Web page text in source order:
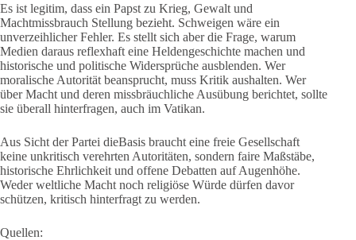
Es ist legitim, dass ein Papst zu Krieg, Gewalt und
Machtmissbrauch Stellung bezieht. Schweigen wäre ein
unverzeihlicher Fehler. Es stellt sich aber die Frage, warum
Medien daraus reflexhaft eine Heldengeschichte machen und
historische und politische Widersprüche ausblenden. Wer
moralische Autorität beansprucht, muss Kritik aushalten. Wer
über Macht und deren missbräuchliche Ausübung berichtet, sollte
sie überall hinterfragen, auch im Vatikan.
Aus Sicht der Partei dieBasis braucht eine freie Gesellschaft
keine unkritisch verehrten Autoritäten, sondern faire Maßstäbe,
historische Ehrlichkeit und offene Debatten auf Augenhöhe.
Weder weltliche Macht noch religiöse Würde dürfen davor
schützen, kritisch hinterfragt zu werden.
Quellen: